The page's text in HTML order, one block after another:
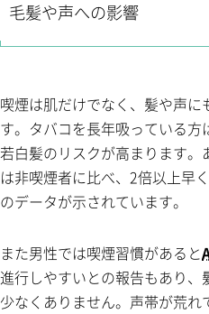
毛髪や声への影響
喫煙は肌だけでなく、髪や声に
す。タバコを長年吸っている方
若白髪のリスクが高まります。
は非喫煙者に比べ、2倍以上早
のデータが示されています。
また男性では喫煙習慣があると
進行しやすいとの報告もあり、
少なくありません。声帯が荒れ